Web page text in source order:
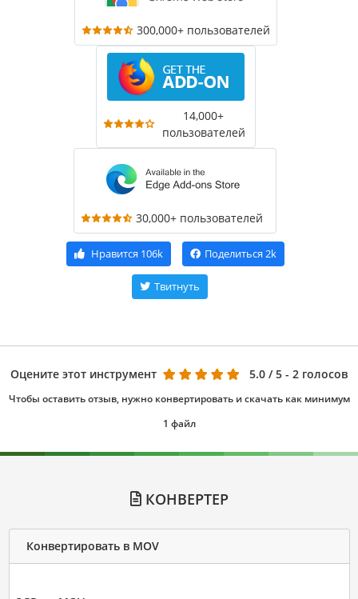
300,000+ пользователей
14,000+
пользователей
30,000+ пользователей
Нравится 106k Поделиться 2k
Твитнуть
Оцените этот инструмент 5.0 / 5 - 2 голосов
Чтобы оставить отзыв, нужно конвертировать и скачать как минимум
1 файл
КОНВЕРТЕР
Конвертировать в MOV